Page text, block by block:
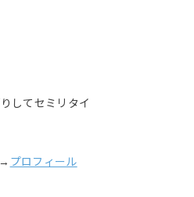
してセミリタイ
プロフィール